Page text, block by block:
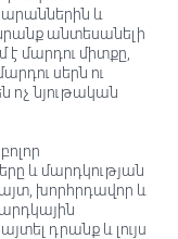
և
անտեսանելի
է մարդու միտքը,
սերն ու
ոչ նյութական
և մարդկության
խորհրդավոր և
դրանք և լույս